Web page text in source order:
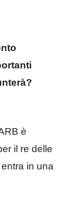
è
il re delle
in una